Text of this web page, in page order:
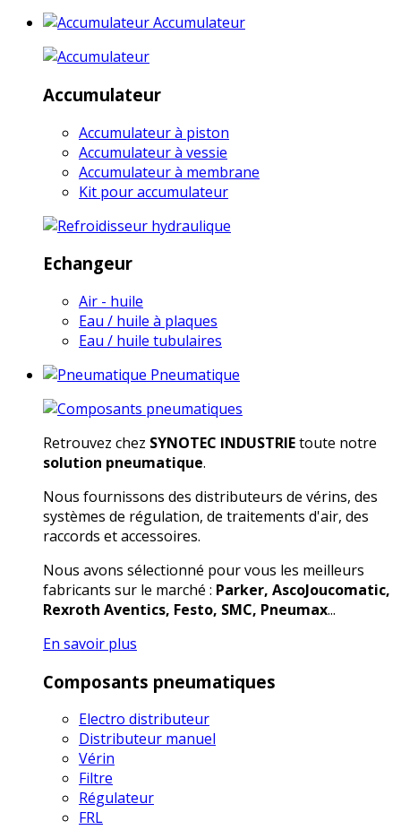
Accumulateur
Accumulateur
Accumulateur à piston
Accumulateur à vessie
Accumulateur à membrane
Kit pour accumulateur
Echangeur
Air - huile
Eau / huile à plaques
Eau / huile tubulaires
Pneumatique
Retrouvez chez SYNOTEC INDUSTRIEtoute notre
solution pneumatique.
Nous fournissons des distributeurs de vérins, des
systèmes de régulation, de traitements d'air, des
raccords et accessoires.
Nous avons sélectionné pour vous les meilleurs
fabricants sur le marché : Parker, AscoJoucomatic,
Rexroth Aventics, Festo, SMC, Pneumax...
En savoir plus
Composants pneumatiques
Electro distributeur
Distributeur manuel
Vérin
Filtre
Régulateur
FRL